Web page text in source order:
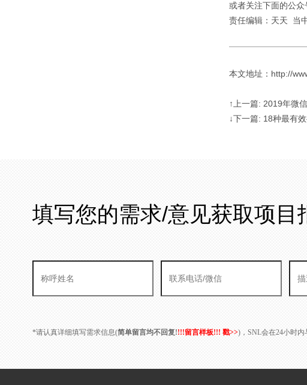
或者关注下面的公众
责任编辑：天天 当
本文地址：http://
↑上一篇: 2019年微
↓下一篇: 18种最有
填写您的需求/意见获取项目
*请认真详细填写需求信息(简单留言均不回复!!!!留言样板!!! 戳>>)，SNL会在24小时内